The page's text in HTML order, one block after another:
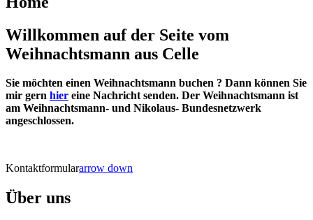
Willkommen auf der Seite vom
Weihnachtsmann aus Celle
Sie möchten einen Weihnachtsmann buchen ? Dann können Sie
mir gern hier eine Nachricht senden. Der Weihnachtsmann ist
am Weihnachtsmann- und Nikolaus- Bundesnetzwerk
angeschlossen.
Kontaktformulararrow down
Über uns